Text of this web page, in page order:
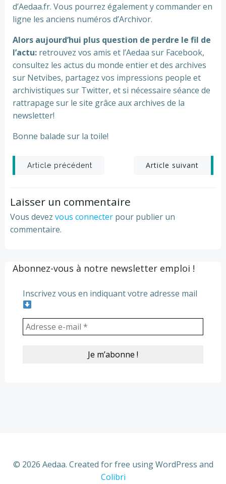
d’Aedaa.fr. Vous pourrez également y commander en
ligne les anciens numéros d’Archivor.
Alors aujourd’hui plus question de perdre le fil de
l’actu: retrouvez vos amis et l’Aedaa sur Facebook,
consultez les actus du monde entier et des archives
sur Netvibes, partagez vos impressions people et
archivistiques sur Twitter, et si nécessaire séance de
rattrapage sur le site grâce aux archives de la
newsletter!
Bonne balade sur la toile!
Post
navigation
Article précédent
Post
navigation
Article suivant
Laisser un commentaire
Vous devez vous connecter pour publier un
commentaire.
Abonnez-vous à notre newsletter emploi !
Inscrivez vous en indiquant votre adresse mail
© 2026 Aedaa. Created for free using WordPress and
Colibri